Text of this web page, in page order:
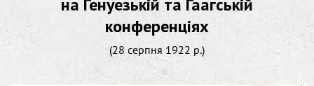
конференціях
(28 серпня 1922 р.)